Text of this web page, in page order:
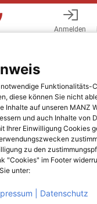
Anmelden
Funktionalitäts-
diese können Sie nicht
Inhalte auf unseren MANZ
und auch Inhalte von
Ihrer Einwilligung Cookies
zu den
"Cookies" im Footer
unter:
| Datenschutz